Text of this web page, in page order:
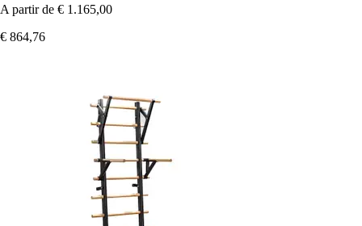
A partir de € 1.165,00
€ 864,76